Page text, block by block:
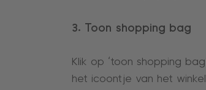
3. Toon shopping bag
Klik op ‘toon shopping
het icoontje van het